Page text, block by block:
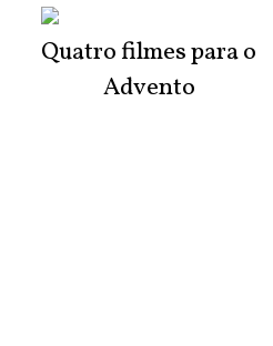
Quatro filmes para o
Advento